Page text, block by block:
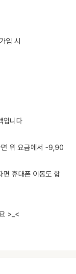
입 시
입니다
면 위 요금에서 -9,90
면 휴대폰 이동도 함
>_<